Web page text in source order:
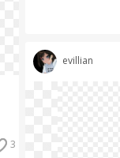
3
evillian